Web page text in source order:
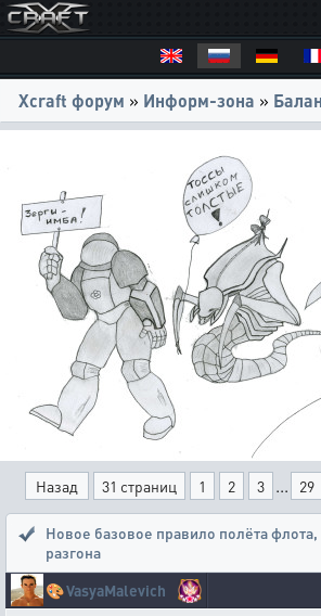
Xcraft форум » Информ-зона »
Назад 31 страниц 1 2 3 ... 29
Новое базовое правило полёта флота,
разгона
🎨VasyaMalevich